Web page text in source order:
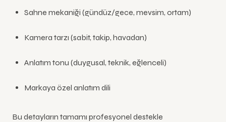
Sahne mekaniği (gündüz/gece, mevsim, ortam)
Kamera tarzı (sabit, takip, havadan)
Anlatım tonu (duygusal, teknik, eğlenceli)
Markaya özel anlatım dili
Bu detayların tamamı profesyonel destekle